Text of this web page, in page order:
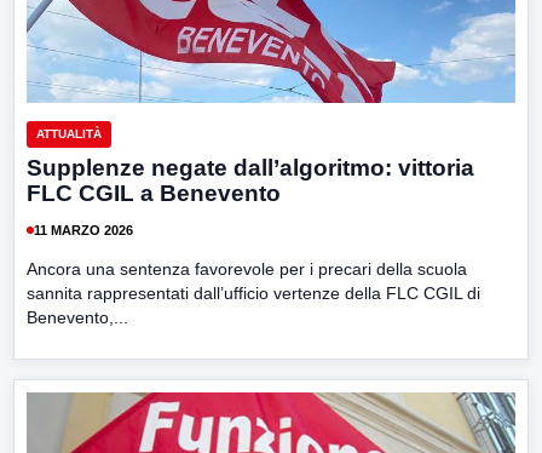
ATTUALITÀ
Supplenze negate dall’algoritmo: vittoria
FLC CGIL a Benevento
11 MARZO 2026
Ancora una sentenza favorevole per i precari della scuola
sannita rappresentati dall’ufficio vertenze della FLC CGIL di
Benevento,...